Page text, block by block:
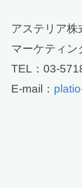
アステリア株
マーケティン
TEL：03-
E-mail：